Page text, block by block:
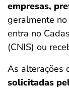
empresas,
geralmente
entra no
(CNIS) ou
As alterações
solicitadas